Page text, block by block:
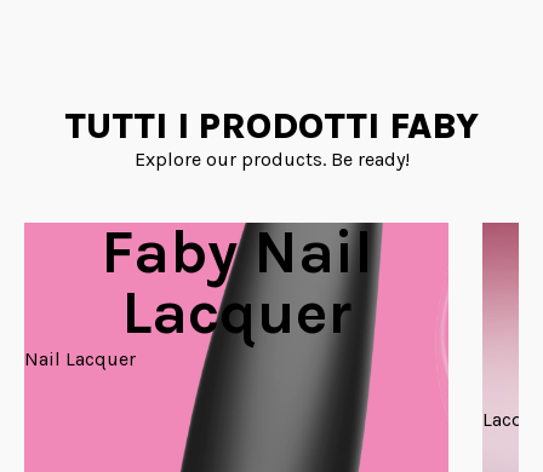
TUTTI I PRODOTTI FABY
Explore our products. Be ready!
Faby Nail
Lacquer
Nail Lacquer